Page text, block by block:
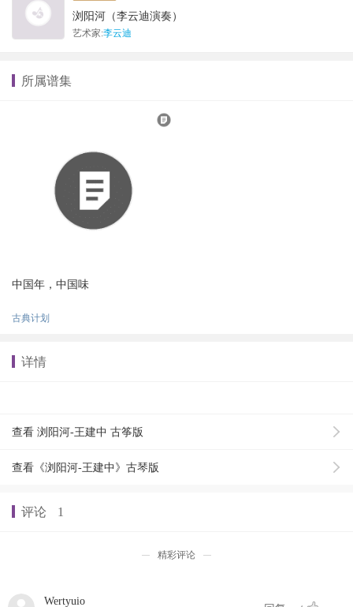
浏阳河（李云迪演奏）
艺术家:李云迪
所属谱集
中国年，中国味
古典计划
详情
查看 浏阳河-王建中 古筝版
查看《浏阳河-王建中》古琴版
评论 1
精彩评论
Wertyuio